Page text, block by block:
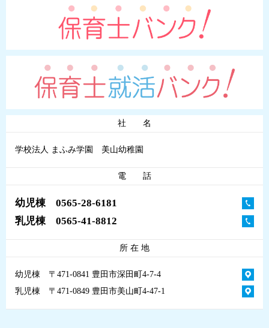
社 名
学校法人 まふみ学園 美山幼稚園
電 話
幼児棟 0565-28-6181
乳児棟 0565-41-8812
所 在 地
幼児棟 〒471-0841 豊田市深田町4-7-4
乳児棟 〒471-0849 豊田市美山町4-47-1